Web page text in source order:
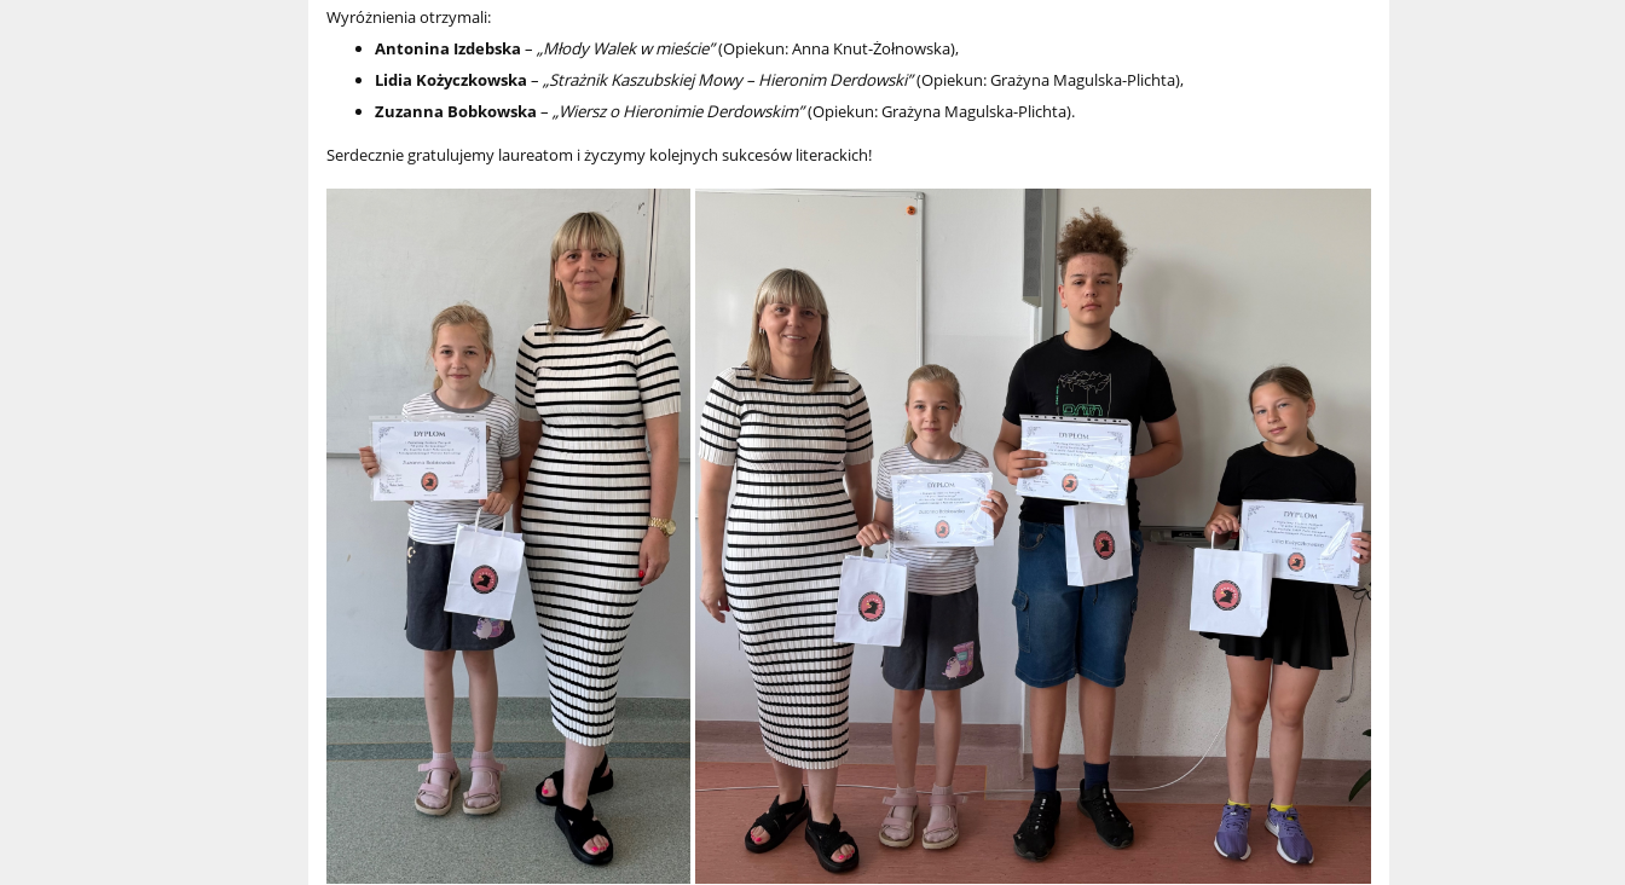
Wyróżnienia otrzymali:
Antonina Izdebska –„Młody Walek w mieście”(Opiekun: Anna Knut-Żołnowska),
Lidia Kożyczkowska –„Strażnik Kaszubskiej Mowy – Hieronim Derdowski”(Opiekun: Grażyna Magulska-Plichta),
Zuzanna Bobkowska –„Wiersz o Hieronimie Derdowskim”(Opiekun: Grażyna Magulska-Plichta).
Serdecznie gratulujemy laureatom i życzymy kolejnych sukcesów literackich!